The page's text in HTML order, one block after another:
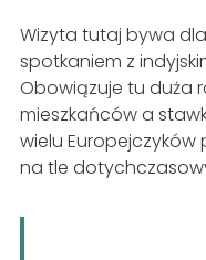
Wizyta tutaj bywa
spotkaniem z
Obowiązuje tu duża
mieszkańców a
wielu Europejczyków
na tle